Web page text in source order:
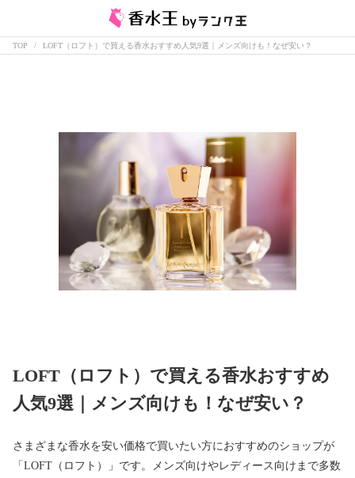
TOP LOFT（ロフト）で買える香水おすすめ人気9選｜メンズ向けも！なぜ安い？
LOFT（ロフト）で買える香水おすすめ
人気9選｜メンズ向けも！なぜ安い？
さまざまな香水を安い価格で買いたい方におすすめのショップが
「LOFT（ロフト）」です。メンズ向けやレディース向けまで多数